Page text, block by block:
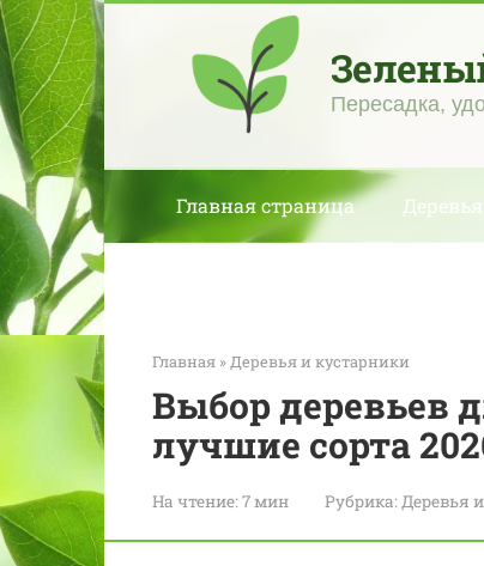
Перейти
к
контенту
Пересадка,
Главная страница
Главная » Деревья и кустарники
Выбор деревьев
лучшие сорта
На чтение:7 мин Рубрика:Деревья